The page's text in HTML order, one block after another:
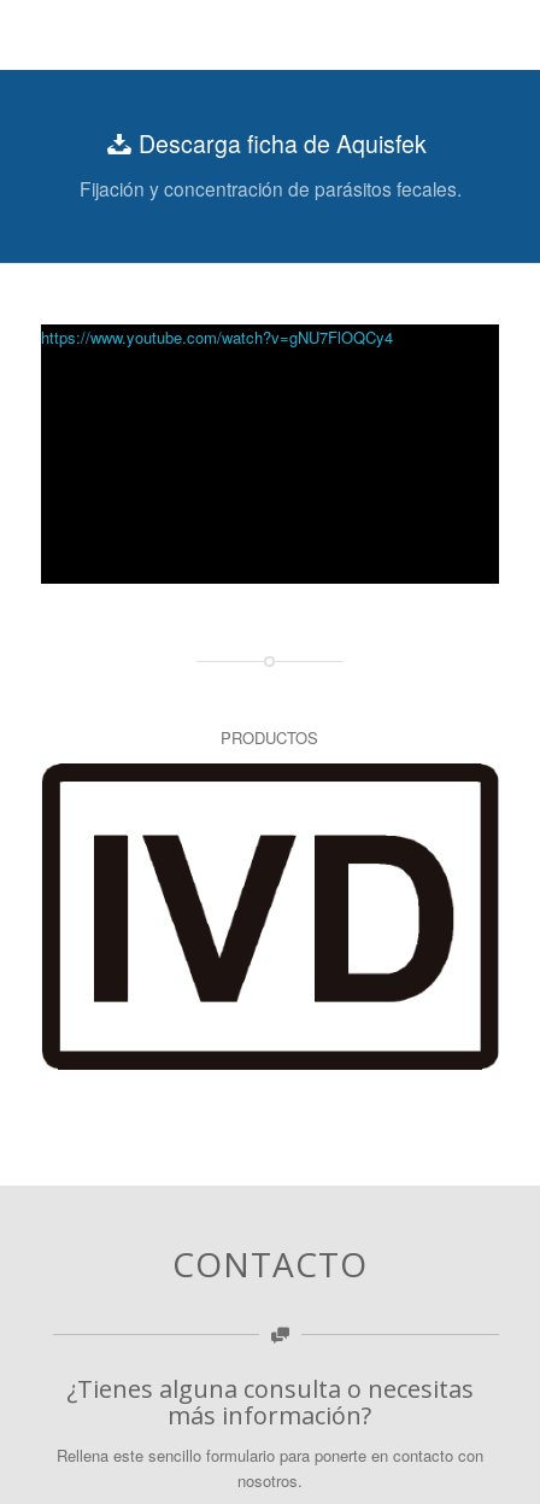
Descarga ficha de Aquisfek
Fijación y concentración de parásitos fecales.
https://www.youtube.com/watch?v=gNU7FlOQCy4
PRODUCTOS
CONTACTO
¿Tienes alguna consulta o necesitas
más información?
Rellena este sencillo formulario para ponerte en contacto con
nosotros.